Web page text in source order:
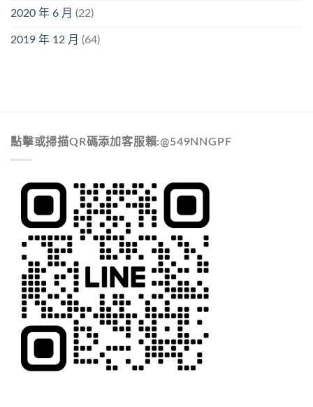
2020 年 6 月 (22)
2019 年 12 月 (64)
點擊或掃描QR碼添加客服賴:@549NNGPF